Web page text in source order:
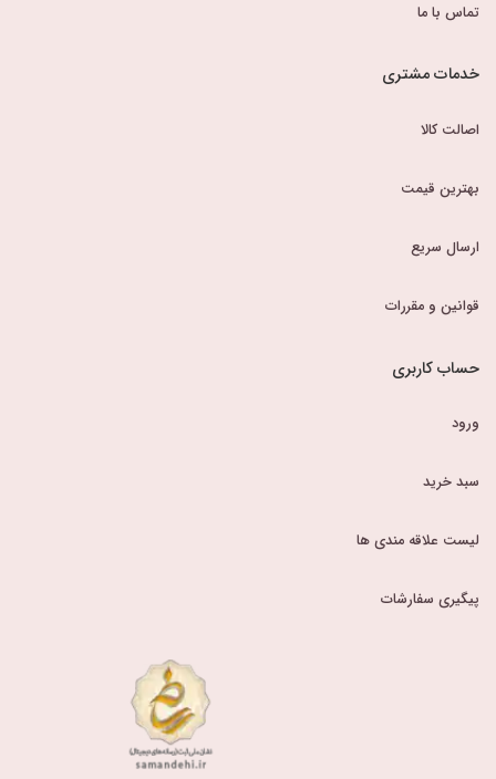
تماس با ما
خدمات مشتری
اصالت کالا
بهترین قیمت
ارسال سریع
قوانین و مقررات
حساب کاربری
ورود
سبد خرید
لیست علاقه مندی ها
پیگیری سفارشات